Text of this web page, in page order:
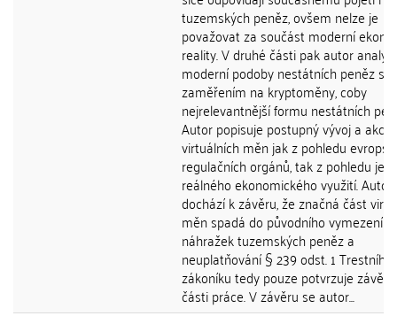
tuzemských peněz, ovšem nelze je
považovat za součást moderní
reality. V druhé části pak autor
moderní podoby nestátních peněz se
zaměřením na kryptoměny, coby
nejrelevantnější formu nestátních
Autor popisuje postupný vývoj a
virtuálních měn jak z pohledu
regulačních orgánů, tak z pohledu
reálného ekonomického využití. Autor
dochází k závěru, že značná část
měn spadá do původního vymezení
náhražek tuzemských peněz a
neuplatňování § 239 odst. 1 Trestního
zákoníku tedy pouze potvrzuje
části práce. V závěru se autor...